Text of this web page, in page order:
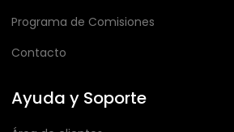
Programa de Comisiones
Contacto
Ayuda y Soporte